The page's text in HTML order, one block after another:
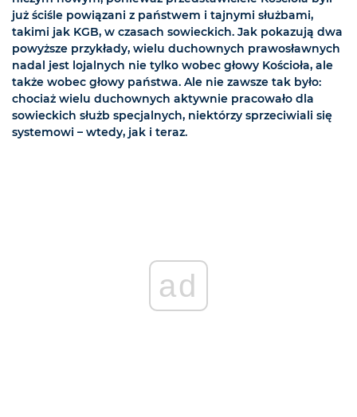
już ściśle powiązani z państwem i tajnymi służbami,
takimi jak KGB, w czasach sowieckich. Jak pokazują dwa
powyższe przykłady, wielu duchownych prawosławnych
nadal jest lojalnych nie tylko wobec głowy Kościoła, ale
także wobec głowy państwa. Ale nie zawsze tak było:
chociaż wielu duchownych aktywnie pracowało dla
sowieckich służb specjalnych, niektórzy sprzeciwiali się
systemowi – wtedy, jak i teraz.
ad